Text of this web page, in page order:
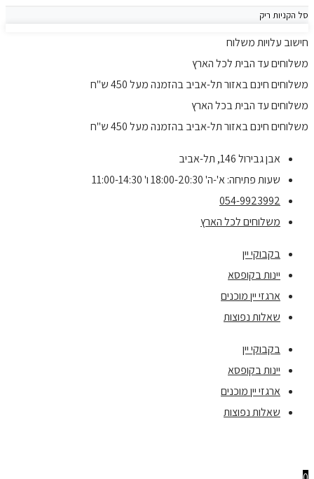
סל הקניות ריק
חישוב עלויות משלוח
משלוחים עד הבית לכל הארץ
משלוחים חינם באזור תל-אביב בהזמנה מעל 450 ש"ח
משלוחים עד הבית בכל הארץ
משלוחים חינם באזור תל-אביב בהזמנה מעל 450 ש"ח
אבן גבירול 146, תל-אביב
שעות פתיחה: א'-ה' 18:00-20:30 ו' 11:00-14:30
054-9923992
משלוחים לכל הארץ
בקבוקי יין
יינות בקופסא
ארגזי יין מוכנים
שאלות נפוצות
בקבוקי יין
יינות בקופסא
ארגזי יין מוכנים
שאלות נפוצות